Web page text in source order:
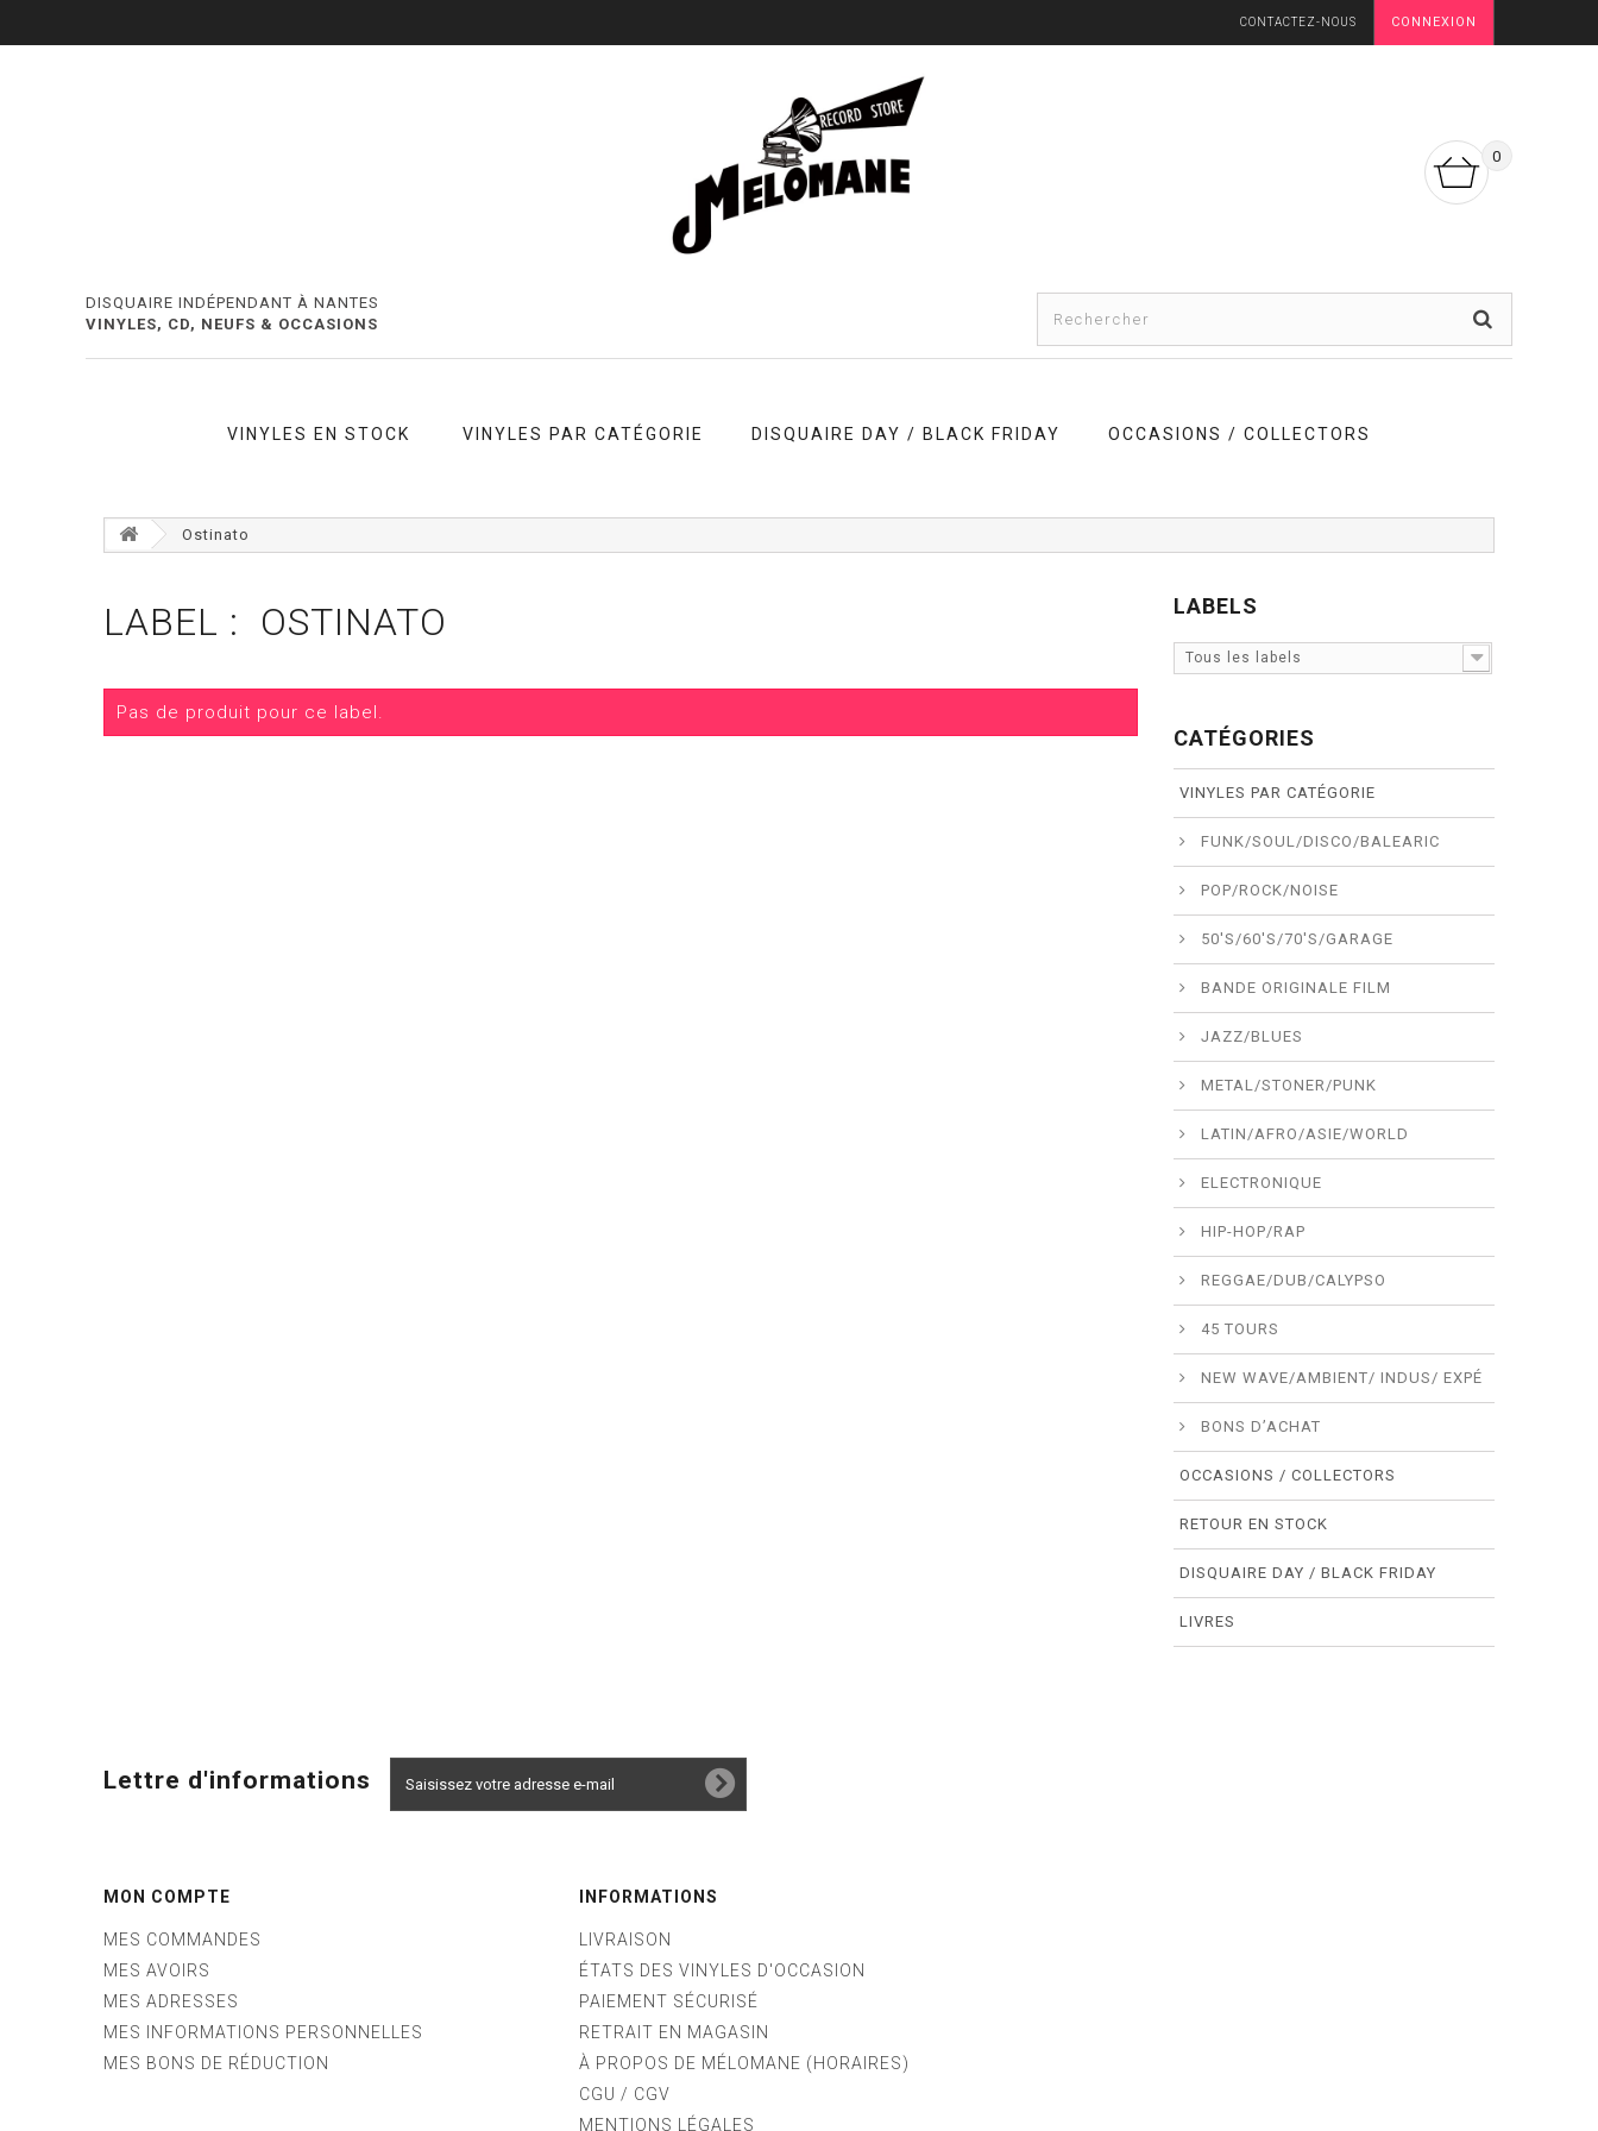
CONNEXION
CONTACTEZ-NOUS
0
DISQUAIRE INDÉPENDANT À NANTES
VINYLES, CD, NEUFS & OCCASIONS
VINYLES EN STOCK VINYLES PAR CATÉGORIE DISQUAIRE DAY / BLACK FRIDAY OCCASIONS / COLLECTORS
Ostinato
LABEL : OSTINATO
Pas de produit pour ce label.
LABELS
Tous les labels
CATÉGORIES
VINYLES PAR CATÉGORIE
FUNK/SOUL/DISCO/BALEARIC
POP/ROCK/NOISE
50'S/60'S/70'S/GARAGE
BANDE ORIGINALE FILM
JAZZ/BLUES
METAL/STONER/PUNK
LATIN/AFRO/ASIE/WORLD
ELECTRONIQUE
HIP-HOP/RAP
REGGAE/DUB/CALYPSO
45 TOURS
NEW WAVE/AMBIENT/ INDUS/ EXPÉ
BONS D’ACHAT
OCCASIONS / COLLECTORS
RETOUR EN STOCK
DISQUAIRE DAY / BLACK FRIDAY
LIVRES
Lettre d'informations
MON COMPTE
MES COMMANDES
MES AVOIRS
MES ADRESSES
MES INFORMATIONS PERSONNELLES
MES BONS DE RÉDUCTION
INFORMATIONS
LIVRAISON
ÉTATS DES VINYLES D'OCCASION
PAIEMENT SÉCURISÉ
RETRAIT EN MAGASIN
À PROPOS DE MÉLOMANE (HORAIRES)
CGU / CGV
MENTIONS LÉGALES